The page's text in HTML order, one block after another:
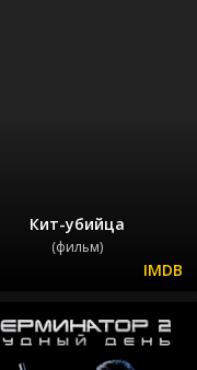
Кит-убийца
(фильм)